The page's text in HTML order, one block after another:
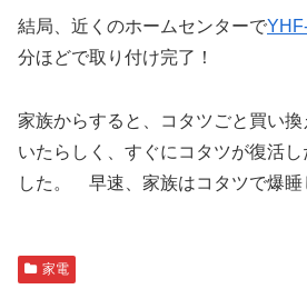
結局、近くのホームセンターで
分ほどで取り付け完了！
家族からすると、コタツごと買い
いたらしく、すぐにコタツが復活
した。 早速、家族はコタツで爆睡
家電